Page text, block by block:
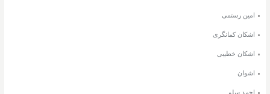
امین رستمی
اشکان کمانگری
اشکان خطیبی
اشوان
احمد سلو